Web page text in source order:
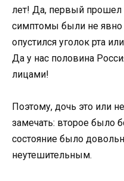
лет! Да, первый прошел
симптомы были не
опустился уголок рта
Да у нас половина
лицами!
Поэтому, дочь это или
замечать: второе было
состояние было
неутешительным.